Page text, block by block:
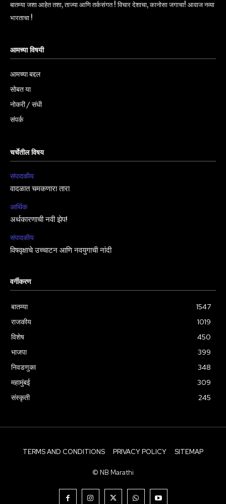
बातम्या जशा आहेत तशा, ताज्या आणि तर्कसंगत ! विचार देशाचा, कानोसा जगाचा! आवाज नव्या
भारताचा !
आमच्या विषयी
आमच्या बद्दल
सोबत या
नोकरी / संधी
संपर्क
चर्चेतील विषय
संपादकीय
वादळात चमकणारा तारा
आर्थिक
अर्थकारणाची नवी झेप!
संपादकीय
विषवृक्षाचे उच्चाटन आणि नवयुगाची नांदी
वर्गीकरण
बातम्या
1547
राजकीय
1019
विशेष
450
भाजपा
399
निवडणुका
348
महामुंबई
309
संस्कृती
245
TERMS AND CONDITIONS PRIVACY POLICY SITEMAP
© NB Marathi